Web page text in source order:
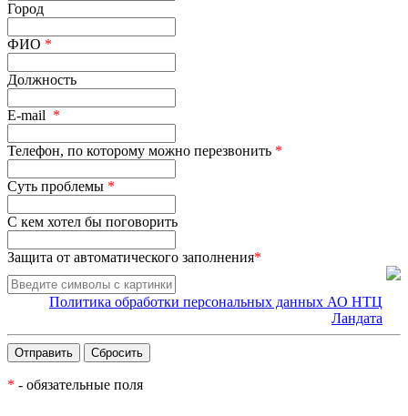
Город
ФИО *
Должность
E-mail *
Телефон, по которому можно перезвонить *
Суть проблемы *
С кем хотел бы поговорить
Защита от автоматического заполнения*
Политика обработки персональных данных АО НТЦ
Ландата
* - обязательные поля